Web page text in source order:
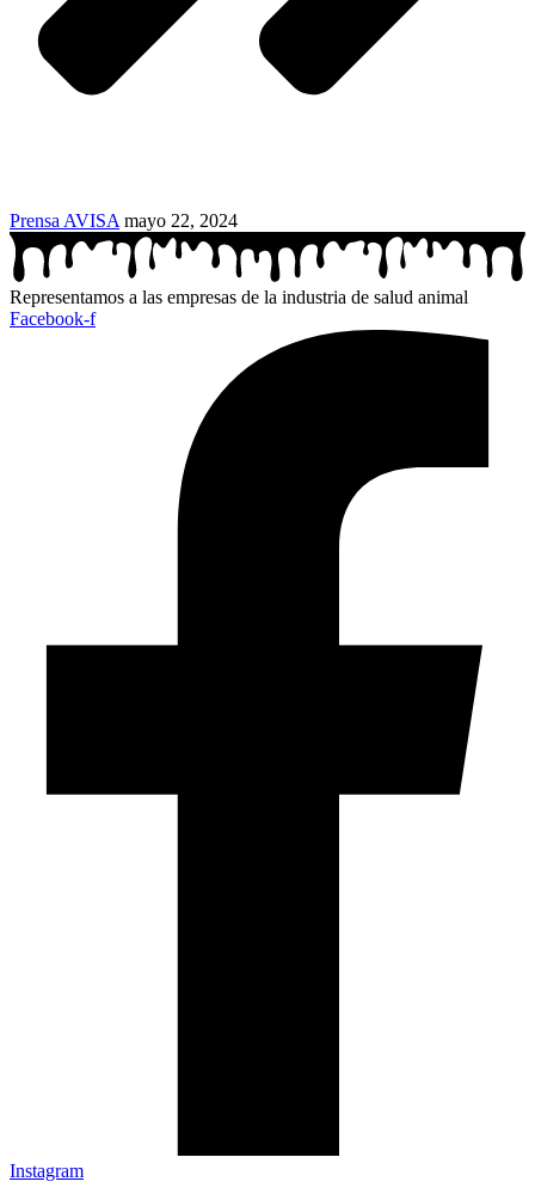
Prensa AVISA mayo 22, 2024
Representamos a las empresas de la industria de salud animal
Facebook-f
Instagram